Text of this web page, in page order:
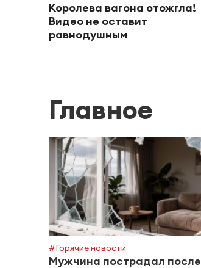
Королева вагона отожгла!
Видео не оставит
равнодушным
Главное
#Горячие новости
Мужчина пострадал после